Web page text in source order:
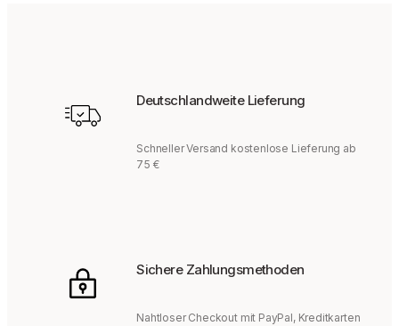
Deutschlandweite Lieferung
Schneller Versand kostenlose Lieferung ab
75 €
Sichere Zahlungsmethoden
Nahtloser Checkout mit PayPal, Kreditkarten